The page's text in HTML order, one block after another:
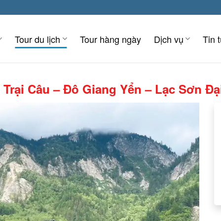
Tour du lịch Tour hàng ngày Dịch vụ Tin
Câu – Đô Giang Yển – Lạc Sơn